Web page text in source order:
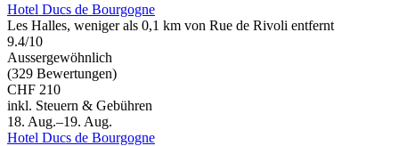
Hotel Ducs de Bourgogne
Les Halles, weniger als 0,1 km von Rue de Rivoli entfernt
9.4/10
Aussergewöhnlich
(329 Bewertungen)
CHF 210
inkl. Steuern & Gebühren
18. Aug.–19. Aug.
Hotel Ducs de Bourgogne